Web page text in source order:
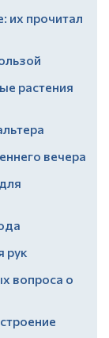
их прочитал
растения
вечера
рук
вопроса о